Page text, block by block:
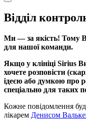
Відділ
Ми — за якість! Тому
для нашої команди.
Якщо у клініці Sirius
хочете розповісти
ідеєю або думкою про
спеціально для таких
Кожне повідомлення
лікарем Денисом